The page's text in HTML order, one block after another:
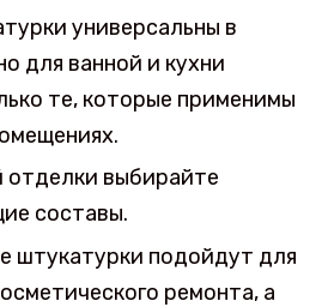
универсальны в
для ванной и кухни
те, которые применимы
отделки выбирайте
составы.
штукатурки подойдут для
ремонта, а